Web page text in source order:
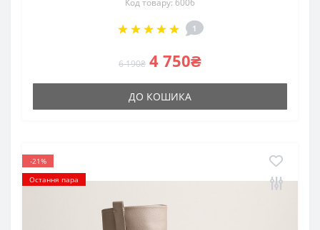
Код товару: 6006
1
6 190₴ 4 750₴
ДО КОШИКА
-21%
Остання пара